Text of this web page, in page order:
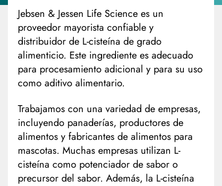
Jebsen & Jessen Life Science es un
proveedor mayorista confiable y
distribuidor de L-cisteína de grado
alimenticio. Este ingrediente es adecuado
para procesamiento adicional y para su uso
como aditivo alimentario.
Trabajamos con una variedad de empresas,
incluyendo panaderías, productores de
alimentos y fabricantes de alimentos para
mascotas. Muchas empresas utilizan L-
cisteína como potenciador de sabor o
precursor del sabor. Además, la L-cisteína